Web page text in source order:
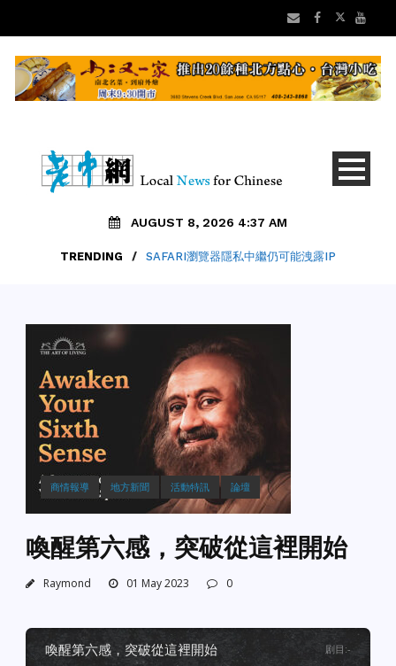
AUGUST 8, 2026 4:37 AM
TRENDING / SAFARI瀏覽器隱私中繼仍可能洩露IP
商情報導 地方新聞 活動特訊 論壇
喚醒第六感，突破從這裡開始
Raymond 01 May 2023 0
喚醒第六感，突破從這裡開始 剧目 :-